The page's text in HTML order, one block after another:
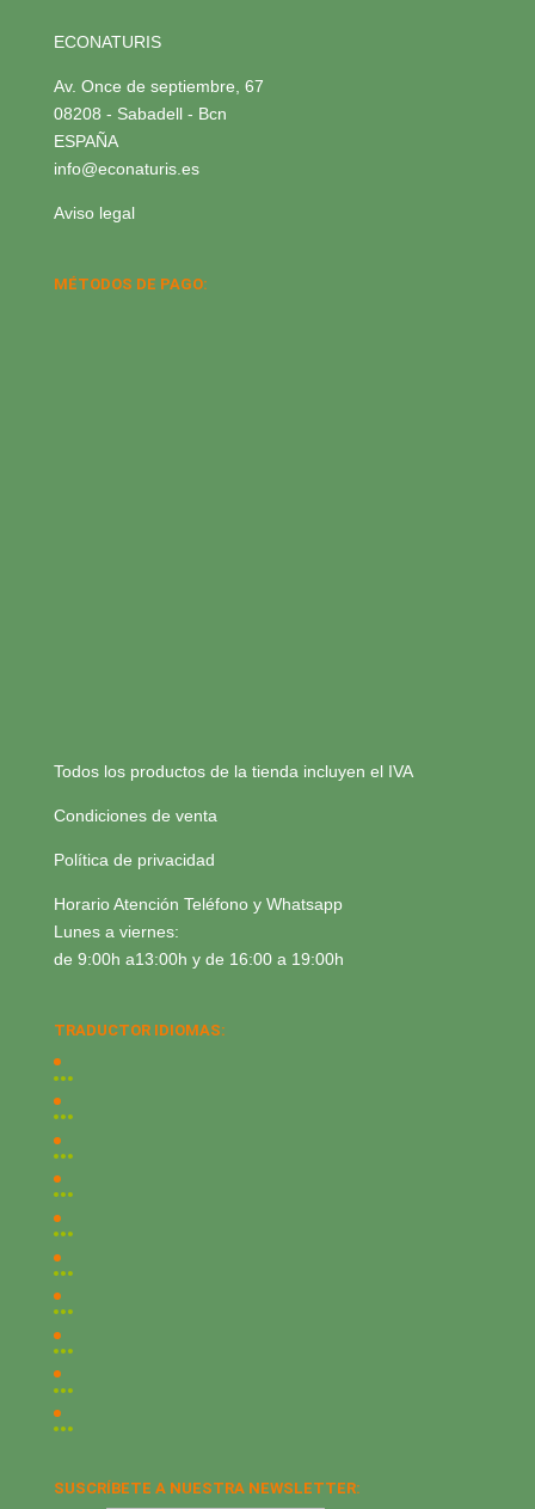
ECONATURIS
Av. Once de septiembre, 67
08208 - Sabadell - Bcn
ESPAÑA
info@econaturis.es
Aviso legal
MÉTODOS DE PAGO:
Todos los productos de la tienda incluyen el IVA
Condiciones de venta
Política de privacidad
Horario Atención Teléfono y Whatsapp
Lunes a viernes:
de 9:00h a13:00h y de 16:00 a 19:00h
TRADUCTOR IDIOMAS:
SUSCRÍBETE A NUESTRA NEWSLETTER: